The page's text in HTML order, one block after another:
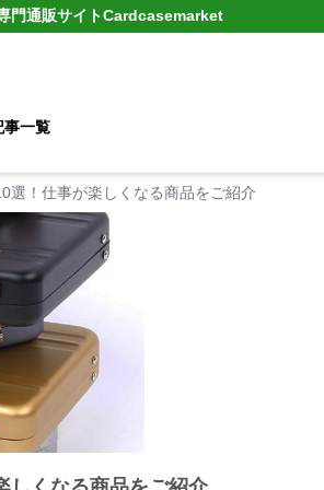
門通販サイトCardcasemarket
事一覧
選！仕事が楽しくなる商品をご紹介